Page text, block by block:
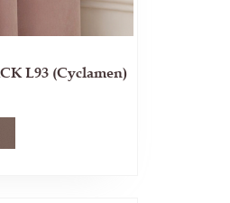
L93 (Cyclamen)